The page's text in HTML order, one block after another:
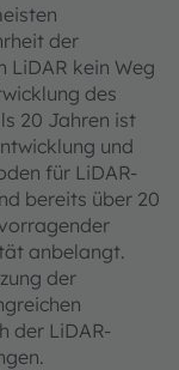
der
LiDAR kein Weg
des
20 Jahren ist
und
für LiDAR-
bereits über 20
anbelangt.
der
der LiDAR-